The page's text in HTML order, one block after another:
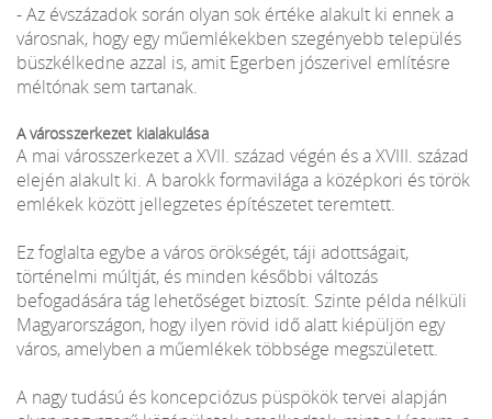
- Az évszázadok során olyan sok értéke alakult ki ennek a
városnak, hogy egy műemlékekben szegényebb település
büszkélkedne azzal is, amit Egerben jószerivel említésre
méltónak sem tartanak.
A városszerkezet kialakulása
A mai városszerkezet a XVII. század végén és a XVIII. század
elején alakult ki. A barokk formavilága a középkori és török
emlékek között jellegzetes építészetet teremtett.
Ez foglalta egybe a város örökségét, táji adottságait,
történelmi múltját, és minden későbbi változás
befogadására tág lehetőséget biztosít. Szinte példa nélküli
Magyarországon, hogy ilyen rövid idő alatt kiépüljön egy
város, amelyben a műemlékek többsége megszületett.
A nagy tudású és koncepciózus püspökök tervei alapján